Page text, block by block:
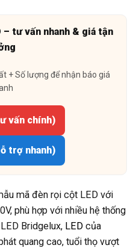
– tư vấn nhanh & giá tận
+ Số lượng để nhận báo giá
vấn chính)
trợ nhanh)
mã đèn rọi cột LED với
phù hợp với nhiều hệ thống
Bridgelux, LED của
quang cao, tuổi thọ vượt